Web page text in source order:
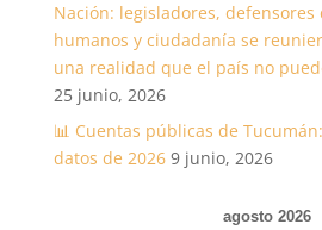
Nación: legisladores, defensores
humanos y ciudadanía se
una realidad que el país no
25 junio, 2026
📊 Cuentas públicas de
datos de 2026 9 junio, 2026
agosto 2026